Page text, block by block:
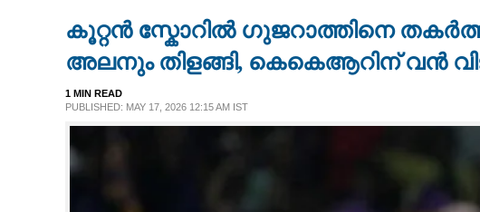
NEWS 360
CASE DIARY
കൂറ്റൻ സ്കോറിൽ ഗുജറാത്തിനെ
അലനും തിളങ്ങി, കെകെആറിന് വൻ
1 MIN READ
PUBLISHED: MAY 17, 2026 12:15 AM IST